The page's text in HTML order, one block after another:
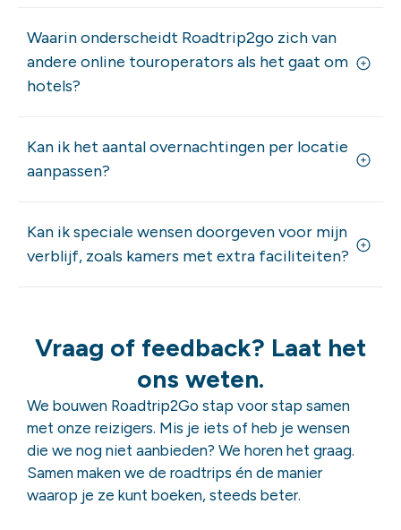
Waarin onderscheidt Roadtrip2go zich van
andere online touroperators als het gaat om
hotels?
Kan ik het aantal overnachtingen per locatie
aanpassen?
Kan ik speciale wensen doorgeven voor mijn
verblijf, zoals kamers met extra faciliteiten?
Vraag of feedback? Laat het
ons weten.
We bouwen Roadtrip2Go stap voor stap samen
met onze reizigers. Mis je iets of heb je wensen
die we nog niet aanbieden? We horen het graag.
Samen maken we de roadtrips én de manier
waarop je ze kunt boeken, steeds beter.